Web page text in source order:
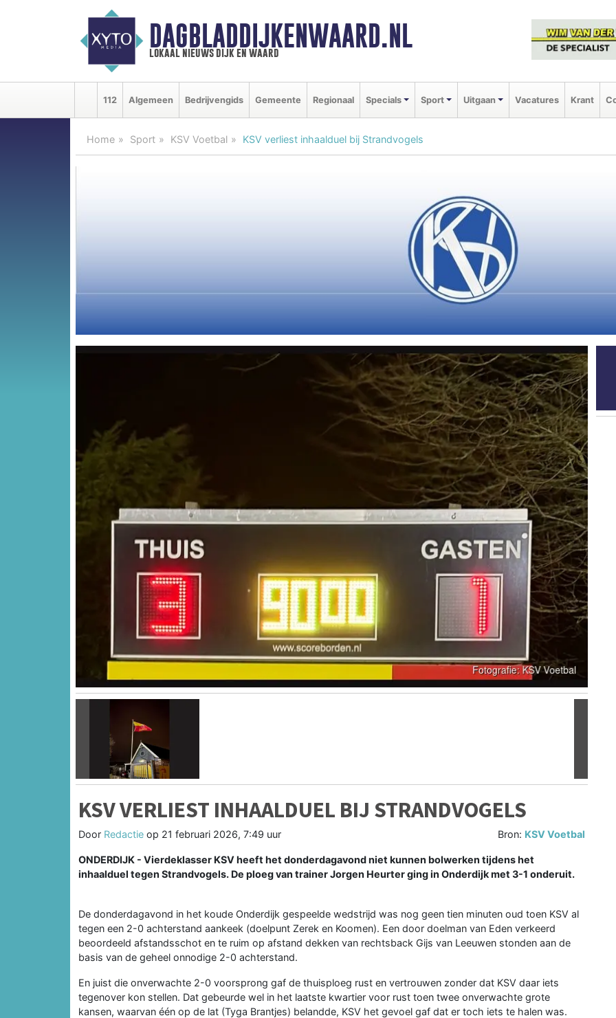
DAGBLADDIJKENWAARD.NL
lokaal nieuws dijk en waard
112 Algemeen Bedrijvengids Gemeente Regionaal Specials Sport Uitgaan Vacatures Krant
Home Sport KSV Voetbal KSV verliest inhaalduel bij Strandvogels
Vorige
KSV VERLIEST INHAALDUEL BIJ STRANDVOGELS
Door Redactie op 21 februari 2026, 7:49 uur Bron: KSV Voetbal
ONDERDIJK - Vierdeklasser KSV heeft het donderdagavond niet kunnen bolwerken tijdens het
inhaalduel tegen Strandvogels. De ploeg van trainer Jorgen Heurter ging in Onderdijk met 3-1 onderuit.
De donderdagavond in het koude Onderdijk gespeelde wedstrijd was nog geen tien minuten oud toen KSV al
tegen een 2-0 achterstand aankeek (doelpunt Zerek en Koomen). Een door doelman van Eden verkeerd
beoordeeld afstandsschot en te ruim op afstand dekken van rechtsback Gijs van Leeuwen stonden aan de
basis van de geheel onnodige 2-0 achterstand.
En juist die onverwachte 2-0 voorsprong gaf de thuisploeg rust en vertrouwen zonder dat KSV daar iets
tegenover kon stellen. Dat gebeurde wel in het laatste kwartier voor rust toen twee onverwachte grote
kansen, waarvan één op de lat (Tyga Brantjes) belandde, KSV het gevoel gaf dat er toch iets te halen was.